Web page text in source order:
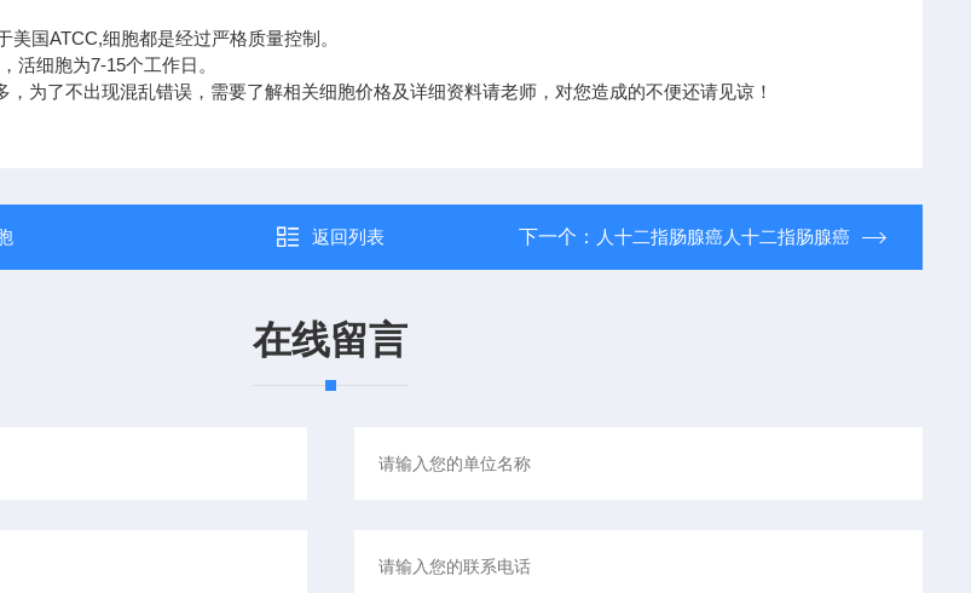
美国ATCC,细胞都是经过严格质量控制。
活细胞为7-15个工作日。
，为了不出现混乱错误，需要了解相关细胞价格及详细资料请老师，对您造成的不便还请见谅！
返回列表 下一个： 人十二指肠腺癌人十二指肠腺癌
在线留言